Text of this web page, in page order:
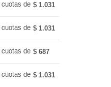
cuotas de $ 1.031
cuotas de $ 1.031
cuotas de $ 687
cuotas de $ 1.031